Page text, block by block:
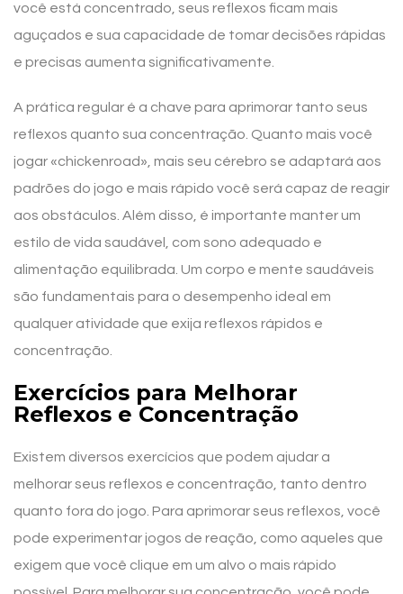
você está concentrado, seus reflexos ficam mais
aguçados e sua capacidade de tomar decisões rápidas
e precisas aumenta significativamente.
A prática regular é a chave para aprimorar tanto seus
reflexos quanto sua concentração. Quanto mais você
jogar «chickenroad», mais seu cérebro se adaptará aos
padrões do jogo e mais rápido você será capaz de reagir
aos obstáculos. Além disso, é importante manter um
estilo de vida saudável, com sono adequado e
alimentação equilibrada. Um corpo e mente saudáveis
são fundamentais para o desempenho ideal em
qualquer atividade que exija reflexos rápidos e
concentração.
Exercícios para Melhorar
Reflexos e Concentração
Existem diversos exercícios que podem ajudar a
melhorar seus reflexos e concentração, tanto dentro
quanto fora do jogo. Para aprimorar seus reflexos, você
pode experimentar jogos de reação, como aqueles que
exigem que você clique em um alvo o mais rápido